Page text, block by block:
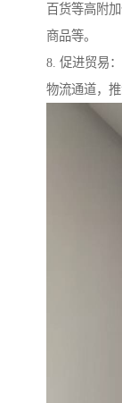
百货等高附
商品等。
8. 促进贸易
物流通道，